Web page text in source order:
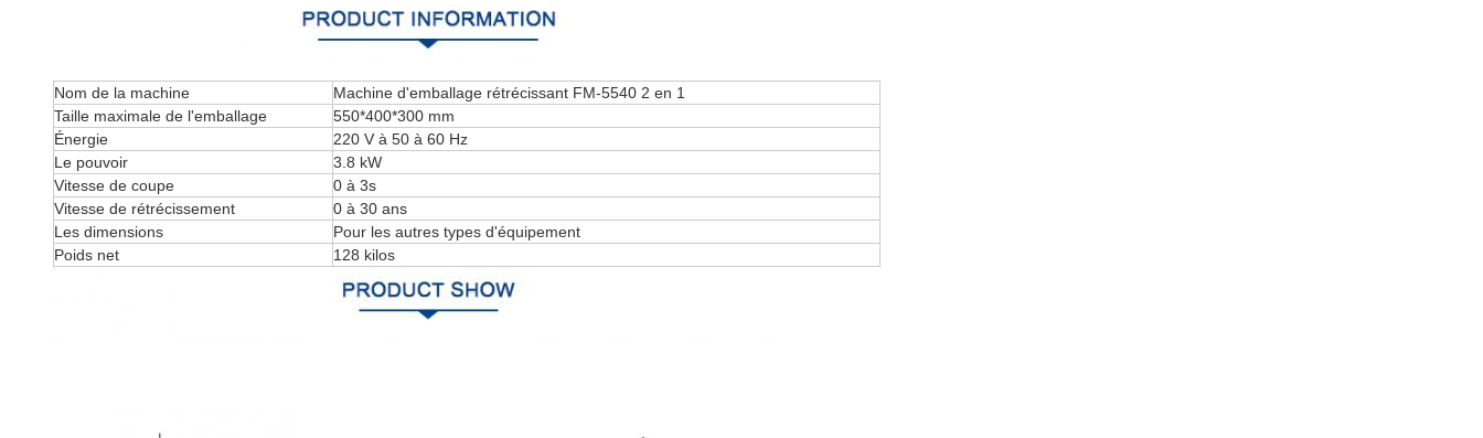
Nom de la machine
Machine d'emballage rétrécissant FM-5540 2 en 1
Taille maximale de l'emballage
550*400*300 mm
Énergie
220 V à 50 à 60 Hz
Le pouvoir
3.8 kW
Vitesse de coupe
0 à 3s
Vitesse de rétrécissement
0 à 30 ans
Les dimensions
Pour les autres types d'équipement
Poids net
128 kilos